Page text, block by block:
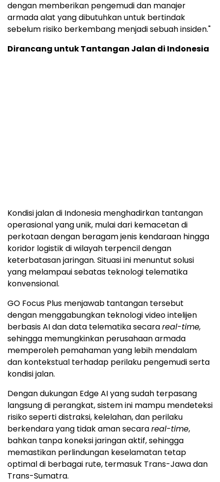
dengan memberikan pengemudi dan manajer
armada alat yang dibutuhkan untuk bertindak
sebelum risiko berkembang menjadi sebuah insiden."
Dirancang untuk Tantangan Jalan di Indonesia
Kondisi jalan di Indonesia menghadirkan tantangan
operasional yang unik, mulai dari kemacetan di
perkotaan dengan beragam jenis kendaraan hingga
koridor logistik di wilayah terpencil dengan
keterbatasan jaringan. Situasi ini menuntut solusi
yang melampaui sebatas teknologi telematika
konvensional.
GO Focus Plus menjawab tantangan tersebut
dengan menggabungkan teknologi video intelijen
berbasis AI dan data telematika secarareal-time,
sehingga memungkinkan perusahaan armada
memperoleh pemahaman yang lebih mendalam
dan kontekstual terhadap perilaku pengemudi serta
kondisi jalan.
Dengan dukungan Edge AI yang sudah terpasang
langsung di perangkat, sistem ini mampu mendeteksi
risiko seperti distraksi, kelelahan, dan perilaku
berkendara yang tidak aman secarareal-time,
bahkan tanpa koneksi jaringan aktif, sehingga
memastikan perlindungan keselamatan tetap
optimal di berbagai rute, termasuk Trans-Jawa dan
Trans-Sumatra.